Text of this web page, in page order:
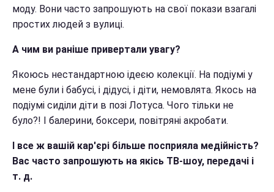
моду. Вони часто запрошують на свої покази взагалі
простих людей з вулиці.
А чим ви раніше привертали увагу?
Якоюсь нестандартною ідеєю колекції. На подіумі у
мене були і бабусі, і дідусі, і діти, немовлята. Якось на
подіумі сиділи діти в позі Лотуса. Чого тільки не
було?! І балерини, боксери, повітряні акробати.
І все ж вашій кар'єрі більше посприяла медійність?
Вас часто запрошують на якісь ТВ-шоу, передачі і
т. д.